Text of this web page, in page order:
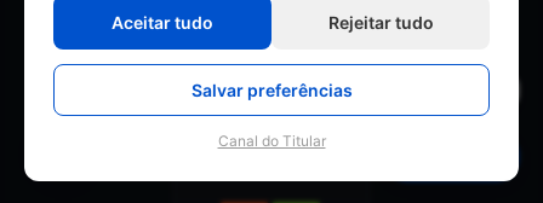
Acronis Atera
Aceitar tudo Rejeitar tudo
Salvar preferências
Canal do Titular